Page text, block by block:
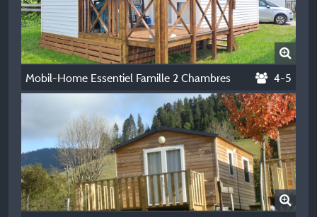
Mobil-Home Essentiel Famille 2 Chambres 4-5